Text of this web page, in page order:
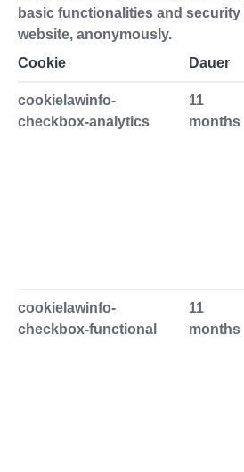
basic functionalities and security
website, anonymously.
Cookie
Dauer
cookielawinfo-
checkbox-analytics
11
months
cookielawinfo-
checkbox-functional
11
months